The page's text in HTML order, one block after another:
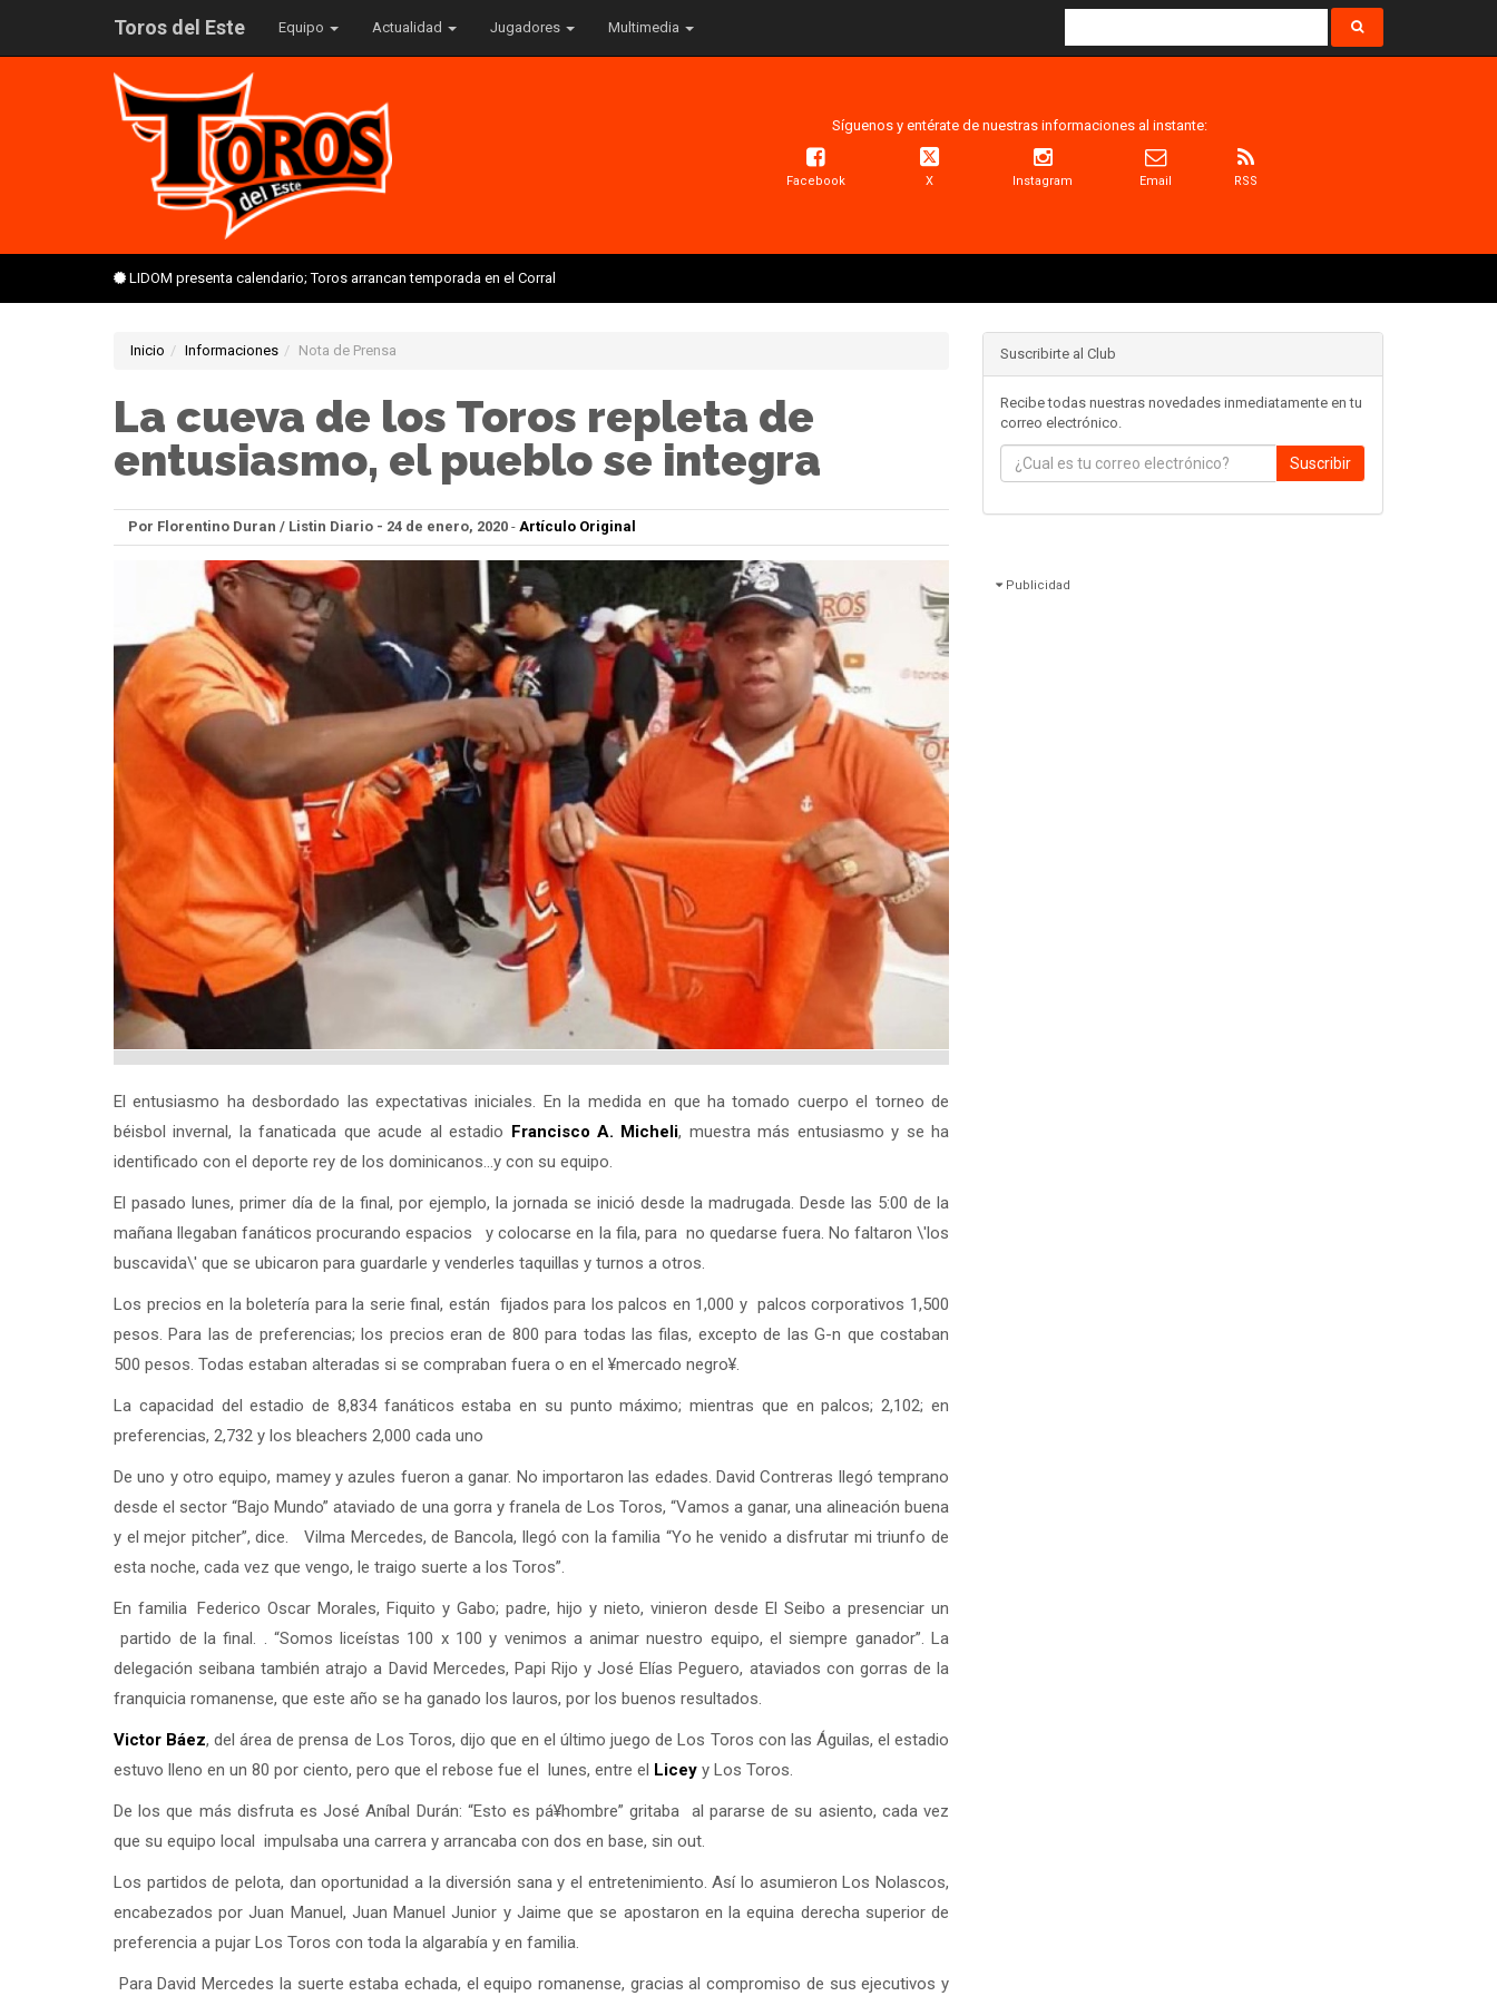
Toros del Este Equipo Actualidad Jugadores Multimedia
Síguenos y entérate de nuestras informaciones al instante:
Facebook X Instagram Email RSS
LIDOM presenta calendario; Toros arrancan temporada en el Corral
Inicio Informaciones Nota de Prensa
La cueva de los Toros repleta de
entusiasmo, el pueblo se integra
Por Florentino Duran / Listin Diario - 24 de enero, 2020 - Artículo Original
El entusiasmo ha desbordado las expectativas iniciales. En la medida en que ha tomado cuerpo el torneo de
béisbol invernal, la fanaticada que acude al estadio Francisco A. Micheli, muestra más entusiasmo y se ha
identificado con el deporte rey de los dominicanos...y con su equipo.
El pasado lunes, primer día de la final, por ejemplo, la jornada se inició desde la madrugada. Desde las 5:00 de la
mañana llegaban fanáticos procurando espacios y colocarse en la fila, para no quedarse fuera. No faltaron \'los
buscavida\' que se ubicaron para guardarle y venderles taquillas y turnos a otros.
Los precios en la boletería para la serie final, están fijados para los palcos en 1,000 y palcos corporativos 1,500
pesos. Para las de preferencias; los precios eran de 800 para todas las filas, excepto de las G-n que costaban
500 pesos. Todas estaban alteradas si se compraban fuera o en el ¥mercado negro¥.
La capacidad del estadio de 8,834 fanáticos estaba en su punto máximo; mientras que en palcos; 2,102; en
preferencias, 2,732 y los bleachers 2,000 cada uno
De uno y otro equipo, mamey y azules fueron a ganar. No importaron las edades. David Contreras llegó temprano
desde el sector “Bajo Mundo” ataviado de una gorra y franela de Los Toros, “Vamos a ganar, una alineación buena
y el mejor pitcher”, dice. Vilma Mercedes, de Bancola, llegó con la familia “Yo he venido a disfrutar mi triunfo de
esta noche, cada vez que vengo, le traigo suerte a los Toros”.
En familia Federico Oscar Morales, Fiquito y Gabo; padre, hijo y nieto, vinieron desde El Seibo a presenciar un
partido de la final. . “Somos liceístas 100 x 100 y venimos a animar nuestro equipo, el siempre ganador”. La
delegación seibana también atrajo a David Mercedes, Papi Rijo y José Elías Peguero, ataviados con gorras de la
franquicia romanense, que este año se ha ganado los lauros, por los buenos resultados.
Victor Báez, del área de prensa de Los Toros, dijo que en el último juego de Los Toros con las Águilas, el estadio
estuvo lleno en un 80 por ciento, pero que el rebose fue el lunes, entre el Licey y Los Toros.
De los que más disfruta es José Aníbal Durán: “Esto es pá¥hombre” gritaba al pararse de su asiento, cada vez
que su equipo local impulsaba una carrera y arrancaba con dos en base, sin out.
Los partidos de pelota, dan oportunidad a la diversión sana y el entretenimiento. Así lo asumieron Los Nolascos,
encabezados por Juan Manuel, Juan Manuel Junior y Jaime que se apostaron en la equina derecha superior de
preferencia a pujar Los Toros con toda la algarabía y en familia.
Para David Mercedes la suerte estaba echada, el equipo romanense, gracias al compromiso de sus ejecutivos y
Suscribirte al Club
Recibe todas nuestras novedades inmediatamente en tu
correo electrónico.
Suscribir
Publicidad